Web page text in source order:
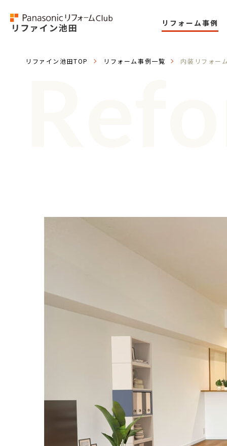
リフォーム事例
リファイン池田TOP リフォーム事例一覧 内装リフォー